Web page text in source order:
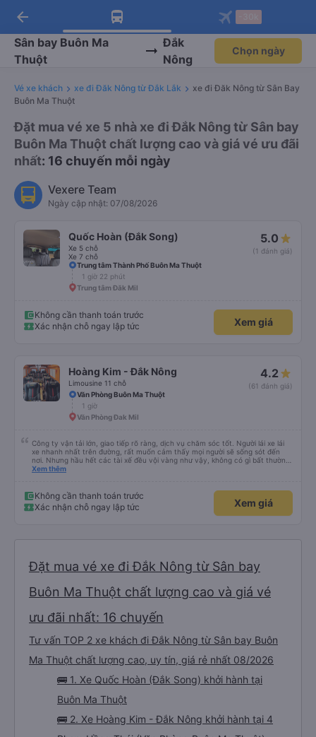
Tải app Vexere ngay!
Nhận ưu đãi thành viên độc
quyền
Mở app
Tải app Vexere
-30k/ghế khi đặt vé máy bay qua
app
Mở app
arrow_back
Sân bay Buôn Ma
Thuột
Đắk
Nông
Chọn ngày
Vé xe khách xe đi Đăk Nông từ Đắk Lắk
xe đi Đăk Nông từ Sân Bay
Buôn Ma Thuột
Đặt mua vé xe 5 nhà xe đi Đắk Nông từ Sân bay
Buôn Ma Thuột chất lượng cao và giá vé ưu đãi
nhất: 16 chuyến mỗi ngày
Vexere Team
Ngày cập nhật: 07/08/2026
Quốc Hoàn (Đắk Song)
Xe 5 chỗ
Xe 7 chỗ
5.0
(1 đánh giá)
Trung tâm Thành Phố Buôn Ma Thuột
1 giờ 22 phút
Trung tâm Đăk Mil
Không cần thanh toán trước
Xác nhận chỗ ngay lập tức
Xem giá
Hoàng Kim - Đắk Nông
Limousine 11 chỗ
4.2
(61 đánh giá)
Văn Phòng Buôn Ma Thuột
1 giờ
Văn Phòng Đak Mil
Công ty vận tải lớn, giao tiếp rõ ràng, dịch vụ chăm sóc tốt. Người lái xe lái
xe nhanh nhất trên đường, rất muốn cảm thấy mọi người sẽ sống sót đến
nơi. Nhưng hầu hết các tài xế đều vội vàng như vậy, không có gì bất thường
cả.
Xem thêm
Không cần thanh toán trước
Xác nhận chỗ ngay lập tức
Xem giá
Đặt mua vé xe đi Đắk Nông từ Sân bay
Buôn Ma Thuột chất lượng cao và giá vé
ưu đãi nhất: 16 chuyến
Tư vấn TOP 2 xe khách đi Đắk Nông từ Sân bay Buôn
Ma Thuột chất lượng cao, uy tín, giá rẻ nhất 08/2026
🚌 1. Xe Quốc Hoàn (Đắk Song) khởi hành tại
Buôn Ma Thuột
🚌 2. Xe Hoàng Kim - Đắk Nông khởi hành tại 4